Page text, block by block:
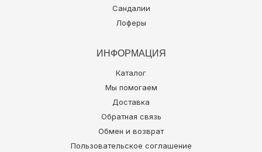
Сандалии
Лоферы
ИНФОРМАЦИЯ
Каталог
Мы помогаем
Доставка
Обратная связь
Обмен и возврат
Пользовательское соглашение